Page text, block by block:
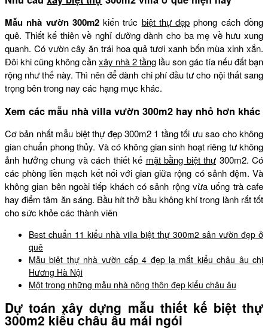
Mẫu nhà vườn 300m2kiến trúc biệt thự đẹp phong cách đồng
quê. Thiết kế thiên về nghỉ dưỡng dành cho ba mẹ về hưu xung
quanh. Có vườn cây ăn trái hoa quả tươi xanh bốn mùa xinh xắn.
Đôi khi cũng không cầnxây nhà 2 tầng lầu son gác tía nếu đất bạn
rộng như thế này. Thì nên để dành chi phí đầu tư cho nội thất sang
trọng bên trong nay các hạng mục khác.
Xem các mẫu nhà villa vườn 300m2 hay nhỏ hơn khác
Cơ bản nhất mẫu biệt thự đẹp 300m2 1 tầng tối ưu sao cho không
gian chuẩn phong thủy. Và có không gian sinh hoạt riêng tư không
ảnh hưởng chung và cách thiết kế mặt bằng biệt thự 300m2. Có
các phòng liền mạch kết nối với gian giữa rộng có sảnh đệm. Và
không gian bên ngoài tiếp khách có sảnh rộng vừa uống trà cafe
hay điểm tâm ăn sáng. Bầu hít thở bầu không khí trong lành rất tốt
cho sức khỏe các thành viên
Best chuẩn 11 kiểu nhà villa biệt thự 300m2 sân vườn đẹp ở
quê
Mẫu biệt thự nhà vườn cấp 4 đẹp lạ mắt kiểu châu âu chị
Hương Hà Nội
Một trong những mẫu nhà nông thôn đẹp kiểu châu âu
Dự toán xây dựng mẫu thiết kế biệt thự
300m2 kiểu châu âu mái ngói